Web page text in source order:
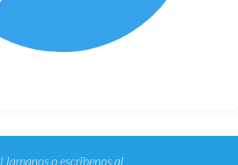
Llamanos o escribenos al